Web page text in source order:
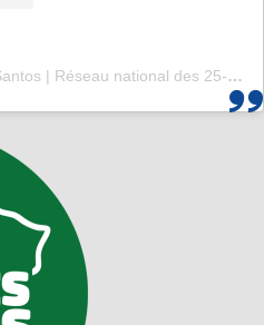
Une publication partagée par Santos | Réseau national des 25-35 (@santos_cef)